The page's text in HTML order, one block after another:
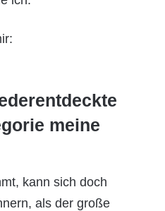
meine
kann sich doch
als der große